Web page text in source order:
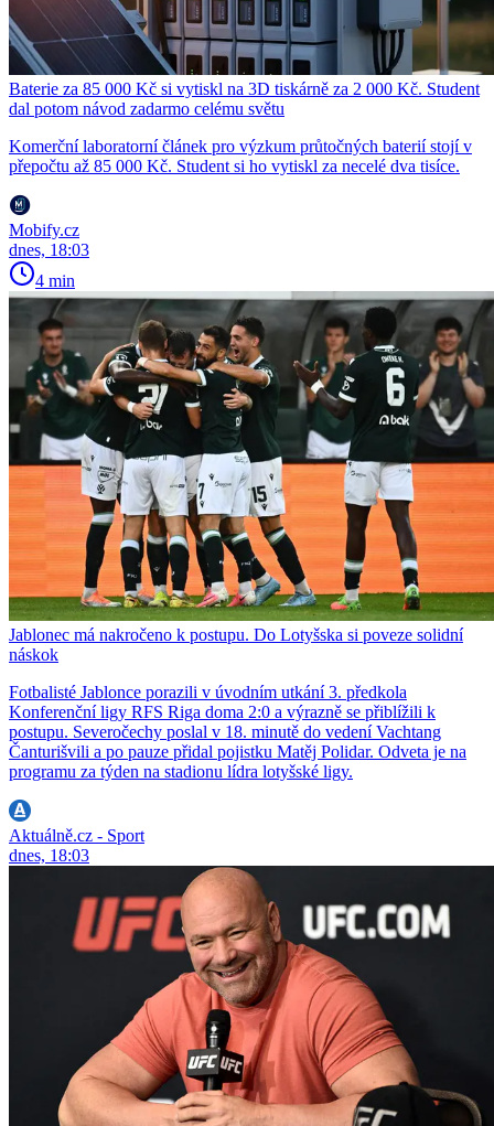
Baterie za 85 000 Kč si vytiskl na 3D tiskárně za 2 000 Kč. Student
dal potom návod zadarmo celému světu
Komerční laboratorní článek pro výzkum průtočných baterií stojí v
přepočtu až 85 000 Kč. Student si ho vytiskl za necelé dva tisíce.
Mobify.cz
dnes, 18:03
4 min
Jablonec má nakročeno k postupu. Do Lotyšska si poveze solidní
náskok
Fotbalisté Jablonce porazili v úvodním utkání 3. předkola
Konferenční ligy RFS Riga doma 2:0 a výrazně se přiblížili k
postupu. Severočechy poslal v 18. minutě do vedení Vachtang
Čanturišvili a po pauze přidal pojistku Matěj Polidar. Odveta je na
programu za týden na stadionu lídra lotyšské ligy.
Aktuálně.cz - Sport
dnes, 18:03